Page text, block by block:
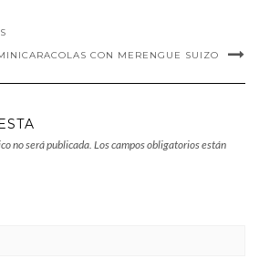
CON MERENGUE SUIZO
no será publicada. Los campos obligatorios están